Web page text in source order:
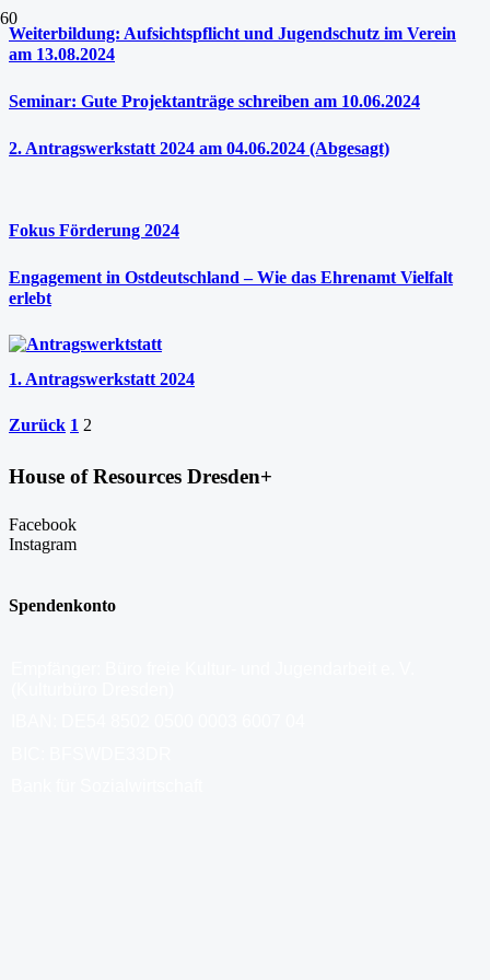
Weiterbildung: Aufsichtspflicht und Jugendschutz im Verein
am 13.08.2024
Seminar: Gute Projektanträge schreiben am 10.06.2024
2. Antragswerkstatt 2024 am 04.06.2024 (Abgesagt)
Fokus Förderung 2024
Engagement in Ostdeutschland – Wie das Ehrenamt Vielfalt
erlebt
1. Antragswerkstatt 2024
Zurück 1 2
House of Resources Dresden+
Facebook
Instagram
Spendenkonto